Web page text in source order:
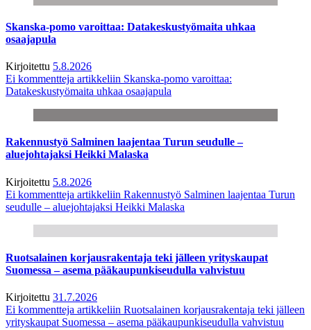
Skanska-pomo varoittaa: Datakeskustyömaita uhkaa
osaajapula
Kirjoitettu 5.8.2026
Ei kommentteja artikkeliin Skanska-pomo varoittaa:
Datakeskustyömaita uhkaa osaajapula
Rakennustyö Salminen laajentaa Turun seudulle –
aluejohtajaksi Heikki Malaska
Kirjoitettu 5.8.2026
Ei kommentteja artikkeliin Rakennustyö Salminen laajentaa Turun
seudulle – aluejohtajaksi Heikki Malaska
Ruotsalainen korjausrakentaja teki jälleen yrityskaupat
Suomessa – asema pääkaupunkiseudulla vahvistuu
Kirjoitettu 31.7.2026
Ei kommentteja artikkeliin Ruotsalainen korjausrakentaja teki jälleen
yrityskaupat Suomessa – asema pääkaupunkiseudulla vahvistuu